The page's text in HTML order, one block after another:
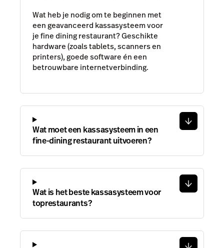
Wat heb je nodig om te beginnen met
een geavanceerd kassasysteem voor
je fine dining restaurant? Geschikte
hardware (zoals tablets, scanners en
printers), goede software én een
betrouwbare internetverbinding.
Wat moet een kassasysteem in een
fine-dining restaurant uitvoeren?
Wat is het beste kassasysteem voor
toprestaurants?